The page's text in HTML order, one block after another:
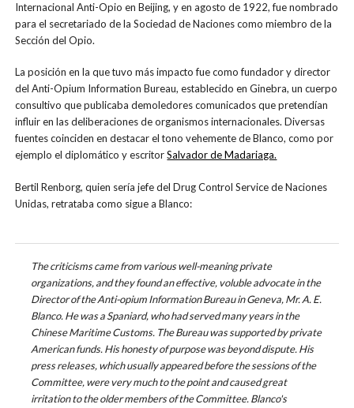
Internacional Anti-Opio en Beijing, y en agosto de 1922, fue nombrado
para el secretariado de la Sociedad de Naciones como miembro de la
Sección del Opio.
La posición en la que tuvo más impacto fue como fundador y director
del Anti-Opium Information Bureau, establecido en Ginebra, un cuerpo
consultivo que publicaba demoledores comunicados que pretendían
influir en las deliberaciones de organismos internacionales. Diversas
fuentes coinciden en destacar el tono vehemente de Blanco, como por
ejemplo el diplomático y escritorSalvador de Madariaga.
Bertil Renborg, quien sería jefe delDrug Control Service de Naciones
Unidas, retrataba como sigue a Blanco:
The criticisms came from various well-meaning private
organizations, and they found an effective, voluble advocate in the
Director of the Anti-opium Information Bureau in Geneva, Mr. A. E.
Blanco. He was a Spaniard, who had served many years in the
Chinese Maritime Customs. The Bureau was supported by private
American funds. His honesty of purpose was beyond dispute. His
press releases, which usually appeared before the sessions of the
Committee, were very much to the point and caused great
irritation to the older members of the Committee. Blanco's